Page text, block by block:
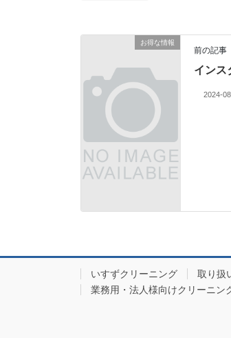
お得な情報
前の記事
インス
2024-
いすずクリーニング 取り扱
業務用・法人様向けクリーニン